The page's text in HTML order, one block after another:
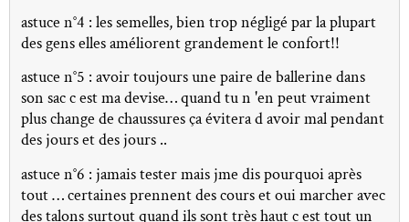
astuce n°4 : les semelles, bien trop négligé par la plupart
des gens elles améliorent grandement le confort!!
astuce n°5 : avoir toujours une paire de ballerine dans
son sac c est ma devise… quand tu n 'en peut vraiment
plus change de chaussures ça évitera d avoir mal pendant
des jours et des jours ..
astuce n°6 : jamais tester mais jme dis pourquoi après
tout … certaines prennent des cours et oui marcher avec
des talons surtout quand ils sont très haut c est tout un